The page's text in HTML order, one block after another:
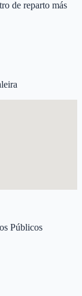
de reparto más
Públicos